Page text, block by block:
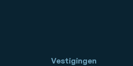
Vestigingen